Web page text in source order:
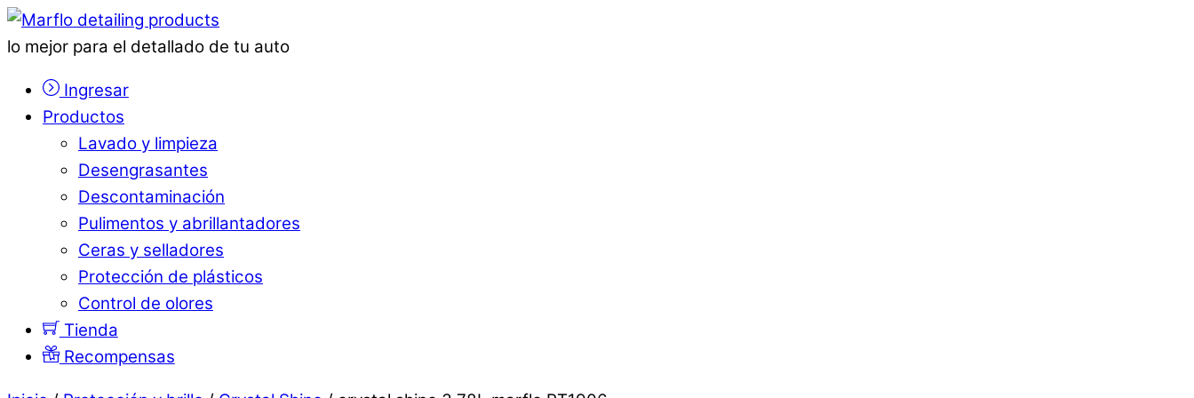
lo mejor para el detallado de tu auto
Ingresar
Productos
Lavado y limpieza
Desengrasantes
Descontaminación
Pulimentos y abrillantadores
Ceras y selladores
Protección de plásticos
Control de olores
Tienda
Recompensas